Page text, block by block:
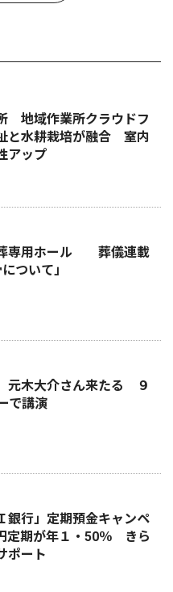
地域作業所クラウドフ
と水耕栽培が融合 室内
アップ
専用ホール 葬儀連載
ついて」
元木大介さん来たる ９
で講演
銀行」定期預金キャンペ
定期が年１・50％ きら
ポート